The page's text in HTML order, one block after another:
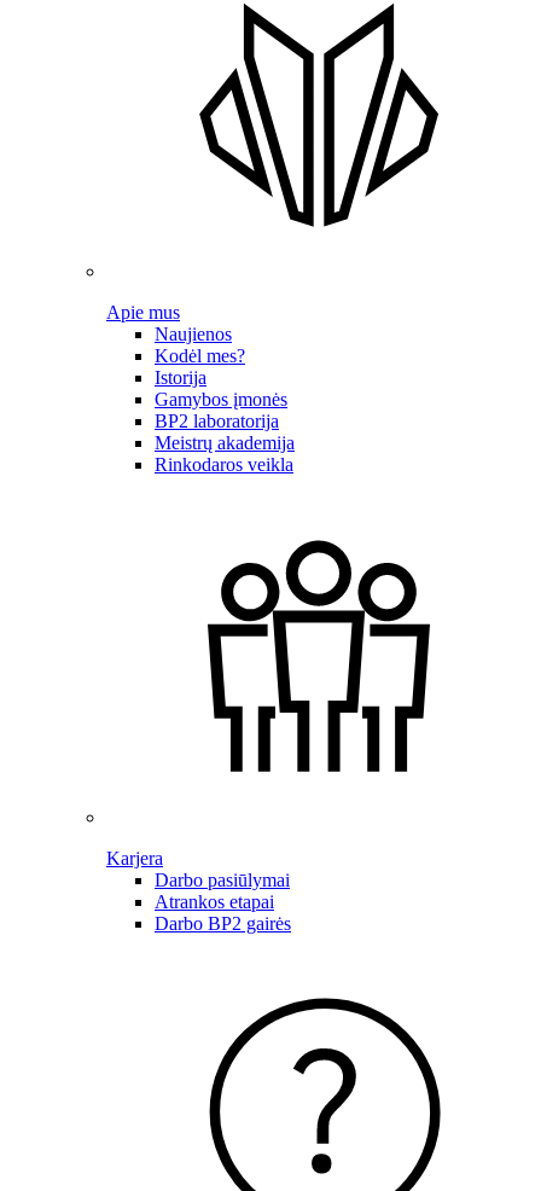
Apie mus
Naujienos
Kodėl mes?
Istorija
Gamybos įmonės
BP2 laboratorija
Meistrų akademija
Rinkodaros veikla
Karjera
Darbo pasiūlymai
Atrankos etapai
Darbo BP2 gairės